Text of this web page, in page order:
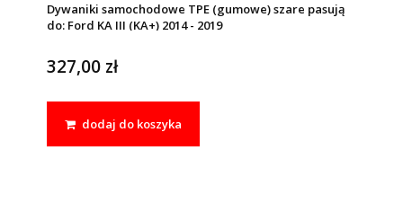
Dywaniki samochodowe TPE (gumowe) szare pasują
do: Ford KA III (KA+) 2014 - 2019
327,00 zł
dodaj do koszyka